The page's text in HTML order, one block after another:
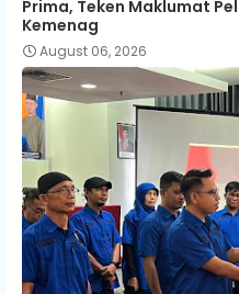
Prima, Teken Maklumat
Kemenag
August 06, 2026